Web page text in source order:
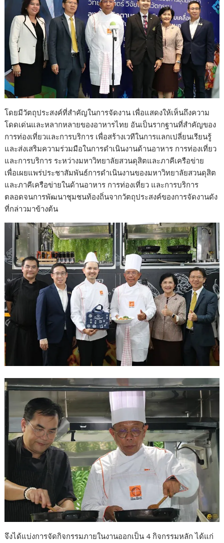
โดยมีวัตถุประสงค์ที่สำคัญในการจัดงาน เพื่อแสดงให้เห็นถึงความ
โดดเด่นและหลากหลายของอาหารไทย อันเป็นรากฐานที่สำคัญของ
การท่องเที่ยวและการบริการ เพื่อสร้างเวทีในการแลกเปลี่ยนเรียนรู้
และส่งเสริมความร่วมมือในการดำเนินงานด้านอาหาร การท่องเที่ยว
และการบริการ ระหว่างมหาวิทยาลัยสวนดุสิตและภาคีเครือข่าย
เพื่อเผยแพร่ประชาสัมพันธ์การดำเนินงานของมหาวิทยาลัยสวนดุสิต
และภาคีเครือข่ายในด้านอาหาร การท่องเที่ยว และการบริการ
ตลอดจนการพัฒนาชุมชนท้องถิ่นจากวัตถุประสงค์ของการจัดงานดัง
ที่กล่าวมาข้างต้น
จึงได้แบ่งการจัดกิจกรรมภายในงานออกเป็น 4 กิจกรรมหลัก ได้แก่